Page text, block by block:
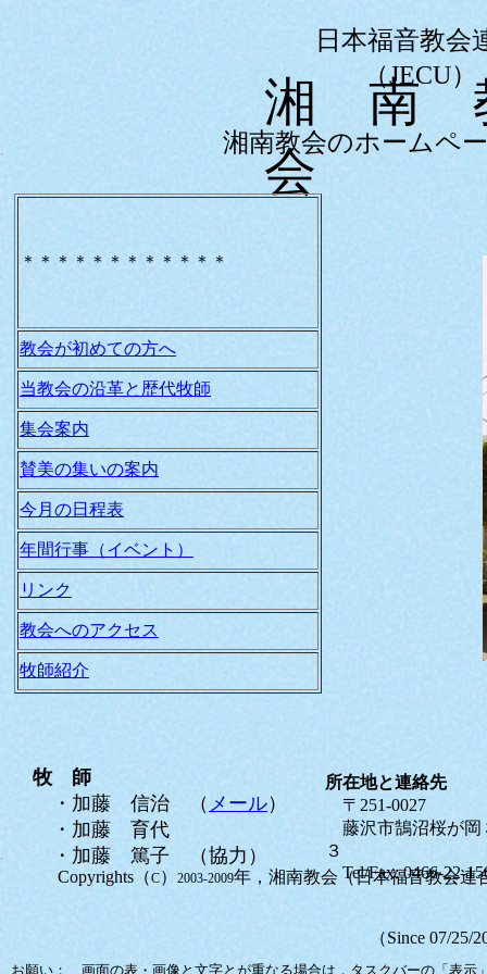
＊＊＊＊＊＊＊＊＊＊＊＊
教会が初めての方へ
当教会の沿革と歴代牧師
集会案内
賛美の集いの案内
今月の日程表
年間行事（イベント）
リンク
教会へのアクセス
牧師紹介
日本福音教会
（JECU）
湘 南
会
湘南教会のホームペ
所在地と連絡先
〒251-0027
藤沢市鵠沼桜が岡
３
Tel/Fax: 0466-22-
牧 師
・加藤 信治 （ メール）
・加藤 育代
・加藤 篤子 （協力）
Copyrights （C） 2003-2009年，湘南教会 （日本福音教会連
（Since 07/25/
お願い： 画面の表・画像と文字とが重なる場合は，タスクバーの「表示